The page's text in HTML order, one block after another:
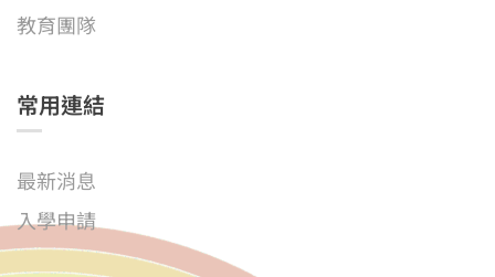
教育團隊
常用連結
最新消息
入學申請